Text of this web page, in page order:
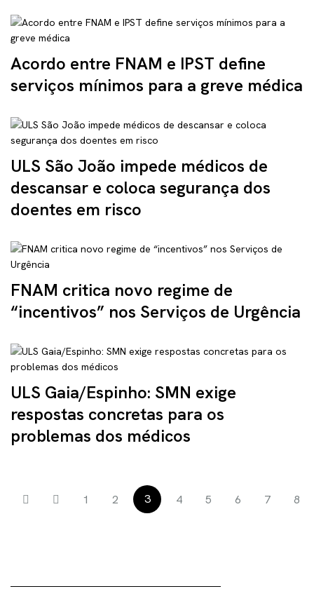
Acordo entre FNAM e IPST define
serviços mínimos para a greve médica
ULS São João impede médicos de
descansar e coloca segurança dos
doentes em risco
FNAM critica novo regime de
“incentivos” nos Serviços de Urgência
ULS Gaia/Espinho: SMN exige
respostas concretas para os
problemas dos médicos
1 2 3 4 5 6 7 8